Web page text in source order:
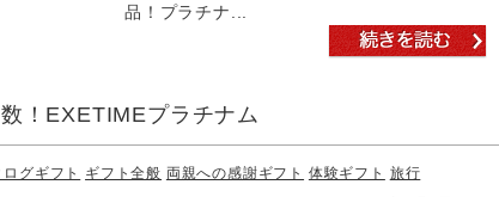
品！プラチナ...
！EXETIMEプラチナム
ログギフト ギフト全般 両親への感謝ギフト 体験ギフト 旅行